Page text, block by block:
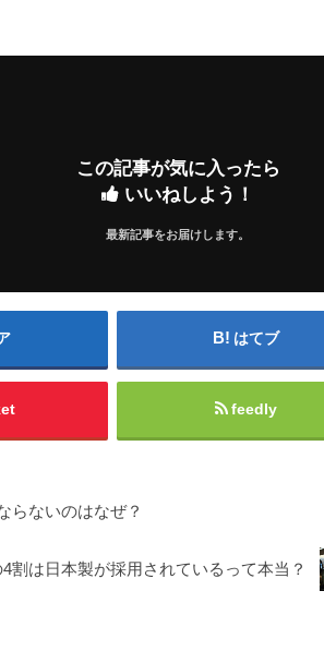
この記事が気に入ったら
いいねしよう！
最新記事をお届けします。
はてブ
feedly
らないのはなぜ？
割は日本製が採用されているって本当？